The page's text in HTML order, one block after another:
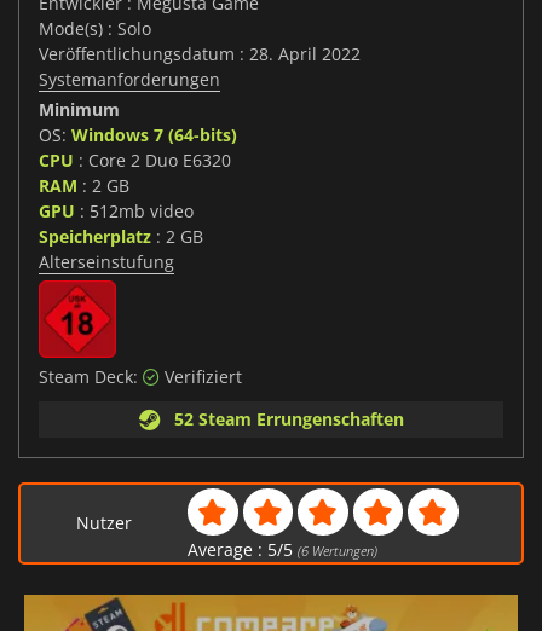
Mode(s) : Solo
Veröffentlichungsdatum : 28. April 2022
Systemanforderungen
Minimum
OS: Windows 7 (64-bits)
CPU : Core 2 Duo E6320
RAM : 2 GB
GPU : 512mb video
Speicherplatz : 2 GB
Alterseinstufung
Steam Deck:
Verifiziert
52 Steam Errungenschaften
Nutzer
Average : 5/5 (6Wertungen)